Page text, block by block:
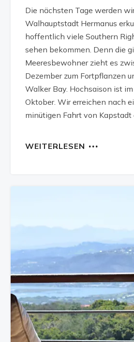
Die nächsten Tage werden
Walhauptstadt Hermanus
hoffentlich viele Southern
sehen bekommen. Denn die
Meeresbewohner zieht es
Dezember zum Fortpflanzen
Walker Bay. Hochsaison ist
Oktober. Wir erreichen nach
minütigen Fahrt von Kapstadt
WEITERLESEN